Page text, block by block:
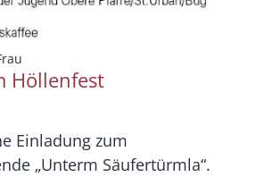
Höllenfest
Einladung zum
„Unterm Säufertürmla“.